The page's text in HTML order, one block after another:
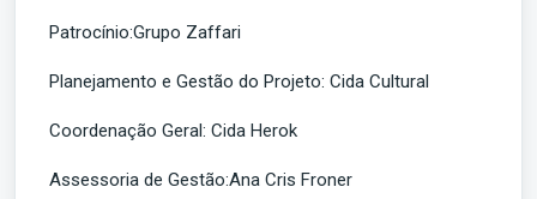
Patrocínio:Grupo Zaffari
Planejamento e Gestão do Projeto: Cida Cultural
Coordenação Geral: Cida Herok
Assessoria de Gestão:Ana Cris Froner